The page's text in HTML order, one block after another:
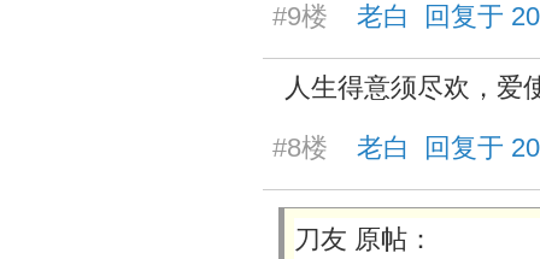
#9楼 老白 回复于
人生得意须尽欢，爱
#8楼 老白 回复于
刀友 原帖：